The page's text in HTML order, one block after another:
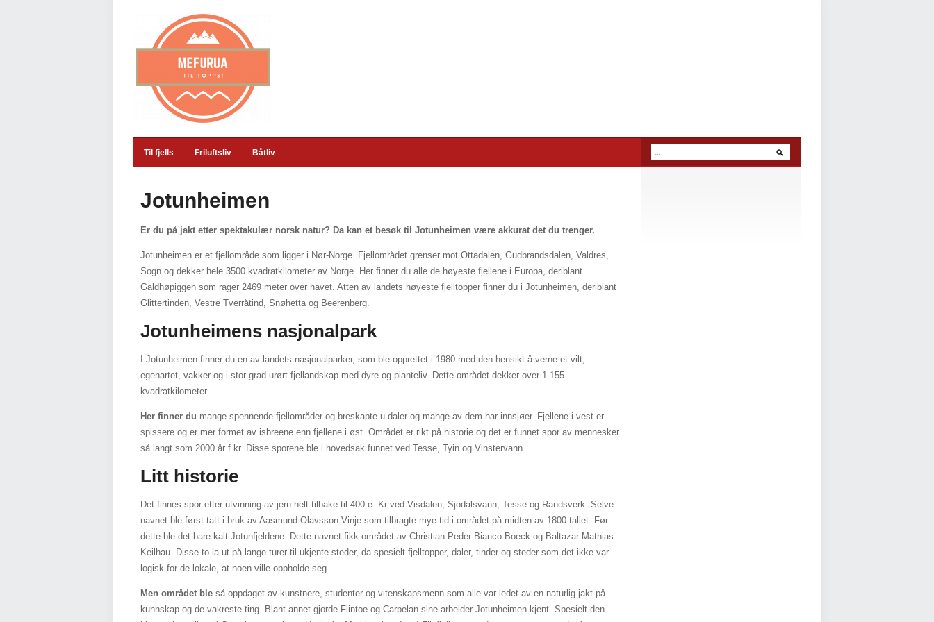
Til fjells Friluftsliv Båtliv
Jotunheimen
Er du på jakt etter spektakulær norsk natur? Da kan et besøk til Jotunheimen være akkurat det du trenger.
Jotunheimen er et fjellområde som ligger i Nør-Norge. Fjellområdet grenser mot Ottadalen, Gudbrandsdalen, Valdres,
Sogn og dekker hele 3500 kvadratkilometer av Norge. Her finner du alle de høyeste fjellene i Europa, deriblant
Galdhøpiggen som rager 2469 meter over havet. Atten av landets høyeste fjelltopper finner du i Jotunheimen, deriblant
Glittertinden, Vestre Tverråtind, Snøhetta og Beerenberg.
Jotunheimens nasjonalpark
I Jotunheimen finner du en av landets nasjonalparker, som ble opprettet i 1980 med den hensikt å verne et vilt,
egenartet, vakker og i stor grad urørt fjellandskap med dyre og planteliv. Dette området dekker over 1 155
kvadratkilometer.
Her finner du mange spennende fjellområder og breskapte u-daler og mange av dem har innsjøer. Fjellene i vest er
spissere og er mer formet av isbreene enn fjellene i øst. Området er rikt på historie og det er funnet spor av mennesker
så langt som 2000 år f.kr. Disse sporene ble i hovedsak funnet ved Tesse, Tyin og Vinstervann.
Litt historie
Det finnes spor etter utvinning av jern helt tilbake til 400 e. Kr ved Visdalen, Sjodalsvann, Tesse og Randsverk. Selve
navnet ble først tatt i bruk av Aasmund Olavsson Vinje som tilbragte mye tid i området på midten av 1800-tallet. Før
dette ble det bare kalt Jotunfjeldene. Dette navnet fikk området av Christian Peder Bianco Boeck og Baltazar Mathias
Keilhau. Disse to la ut på lange turer til ukjente steder, da spesielt fjelltopper, daler, tinder og steder som det ikke var
logisk for de lokale, at noen ville oppholde seg.
Men området ble så oppdaget av kunstnere, studenter og vitenskapsmenn som alle var ledet av en naturlig jakt på
kunnskap og de vakreste ting. Blant annet gjorde Flintoe og Carpelan sine arbeider Jotunheimen kjent. Spesielt den